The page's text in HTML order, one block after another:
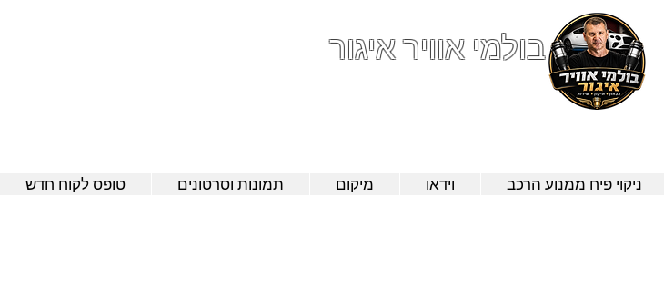
בולמי אוויר איגור
ניקוי פיח ממנוע הרכב וידאו מיקום תמונות וסרטונים טופס לקוח חדש